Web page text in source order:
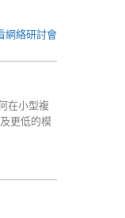
網絡研討會
在小型複
更低的模